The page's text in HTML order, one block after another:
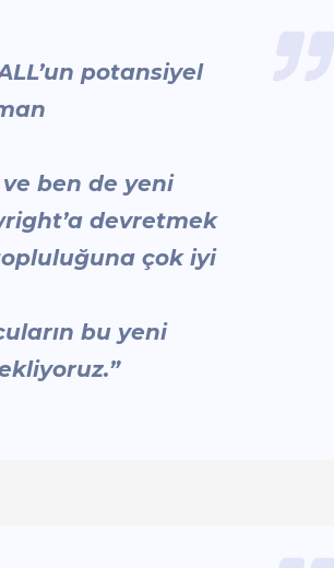
potansiyel
ben de yeni
devretmek
çok iyi
bu yeni